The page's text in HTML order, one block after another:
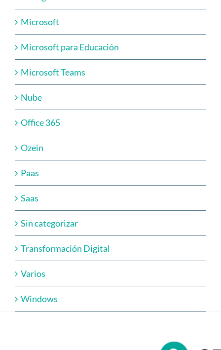
Microsoft
Microsoft para Educación
Microsoft Teams
Nube
Office 365
Ozein
Paas
Saas
Sin categorizar
Transformación Digital
Varios
Windows